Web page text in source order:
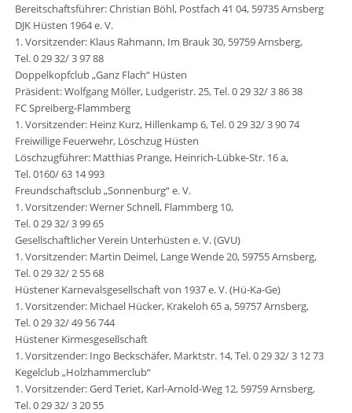
Bereitschaftsführer: Christian Böhl, Postfach 41 04, 59735 Arnsberg
DJK Hüsten 1964 e. V.
1. Vorsitzender: Klaus Rahmann, Im Brauk 30, 59759 Arnsberg,
Tel. 0 29 32/ 3 97 88
Doppelkopfclub „Ganz Flach“ Hüsten
Präsident: Wolfgang Möller, Ludgeristr. 25, Tel. 0 29 32/ 3 86 38
FC Spreiberg-Flammberg
1. Vorsitzender: Heinz Kurz, Hillenkamp 6, Tel. 0 29 32/ 3 90 74
Freiwillige Feuerwehr, Löschzug Hüsten
Löschzugführer: Matthias Prange, Heinrich-Lübke-Str. 16 a,
Tel. 0160/ 63 14 993
Freundschaftsclub „Sonnenburg“ e. V.
1. Vorsitzender: Werner Schnell, Flammberg 10,
Tel. 0 29 32/ 3 99 65
Gesellschaftlicher Verein Unterhüsten e. V. (GVU)
1. Vorsitzender: Martin Deimel, Lange Wende 20, 59755 Arnsberg,
Tel. 0 29 32/ 2 55 68
Hüstener Karnevalsgesellschaft von 1937 e. V. (Hü-Ka-Ge)
1. Vorsitzender: Michael Hücker, Krakeloh 65 a, 59757 Arnsberg,
Tel. 0 29 32/ 49 56 744
Hüstener Kirmesgesellschaft
1. Vorsitzender: Ingo Beckschäfer, Marktstr. 14, Tel. 0 29 32/ 3 12 73
Kegelclub „Holzhammerclub“
1. Vorsitzender: Gerd Teriet, Karl-Arnold-Weg 12, 59759 Arnsberg,
Tel. 0 29 32/ 3 20 55